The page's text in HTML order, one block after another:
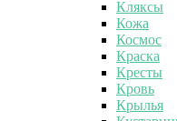
Кляксы
Кожа
Космос
Краска
Кресты
Кровь
Крылья